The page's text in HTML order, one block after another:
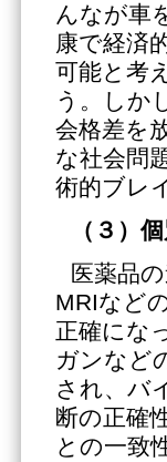
んなが車
康で経済
可能と考
う。しか
会格差を
な社会問
術的ブレ
（３）
医薬品
MRIなど
正確にな
ガンなど
され、バ
断の正確
との一致